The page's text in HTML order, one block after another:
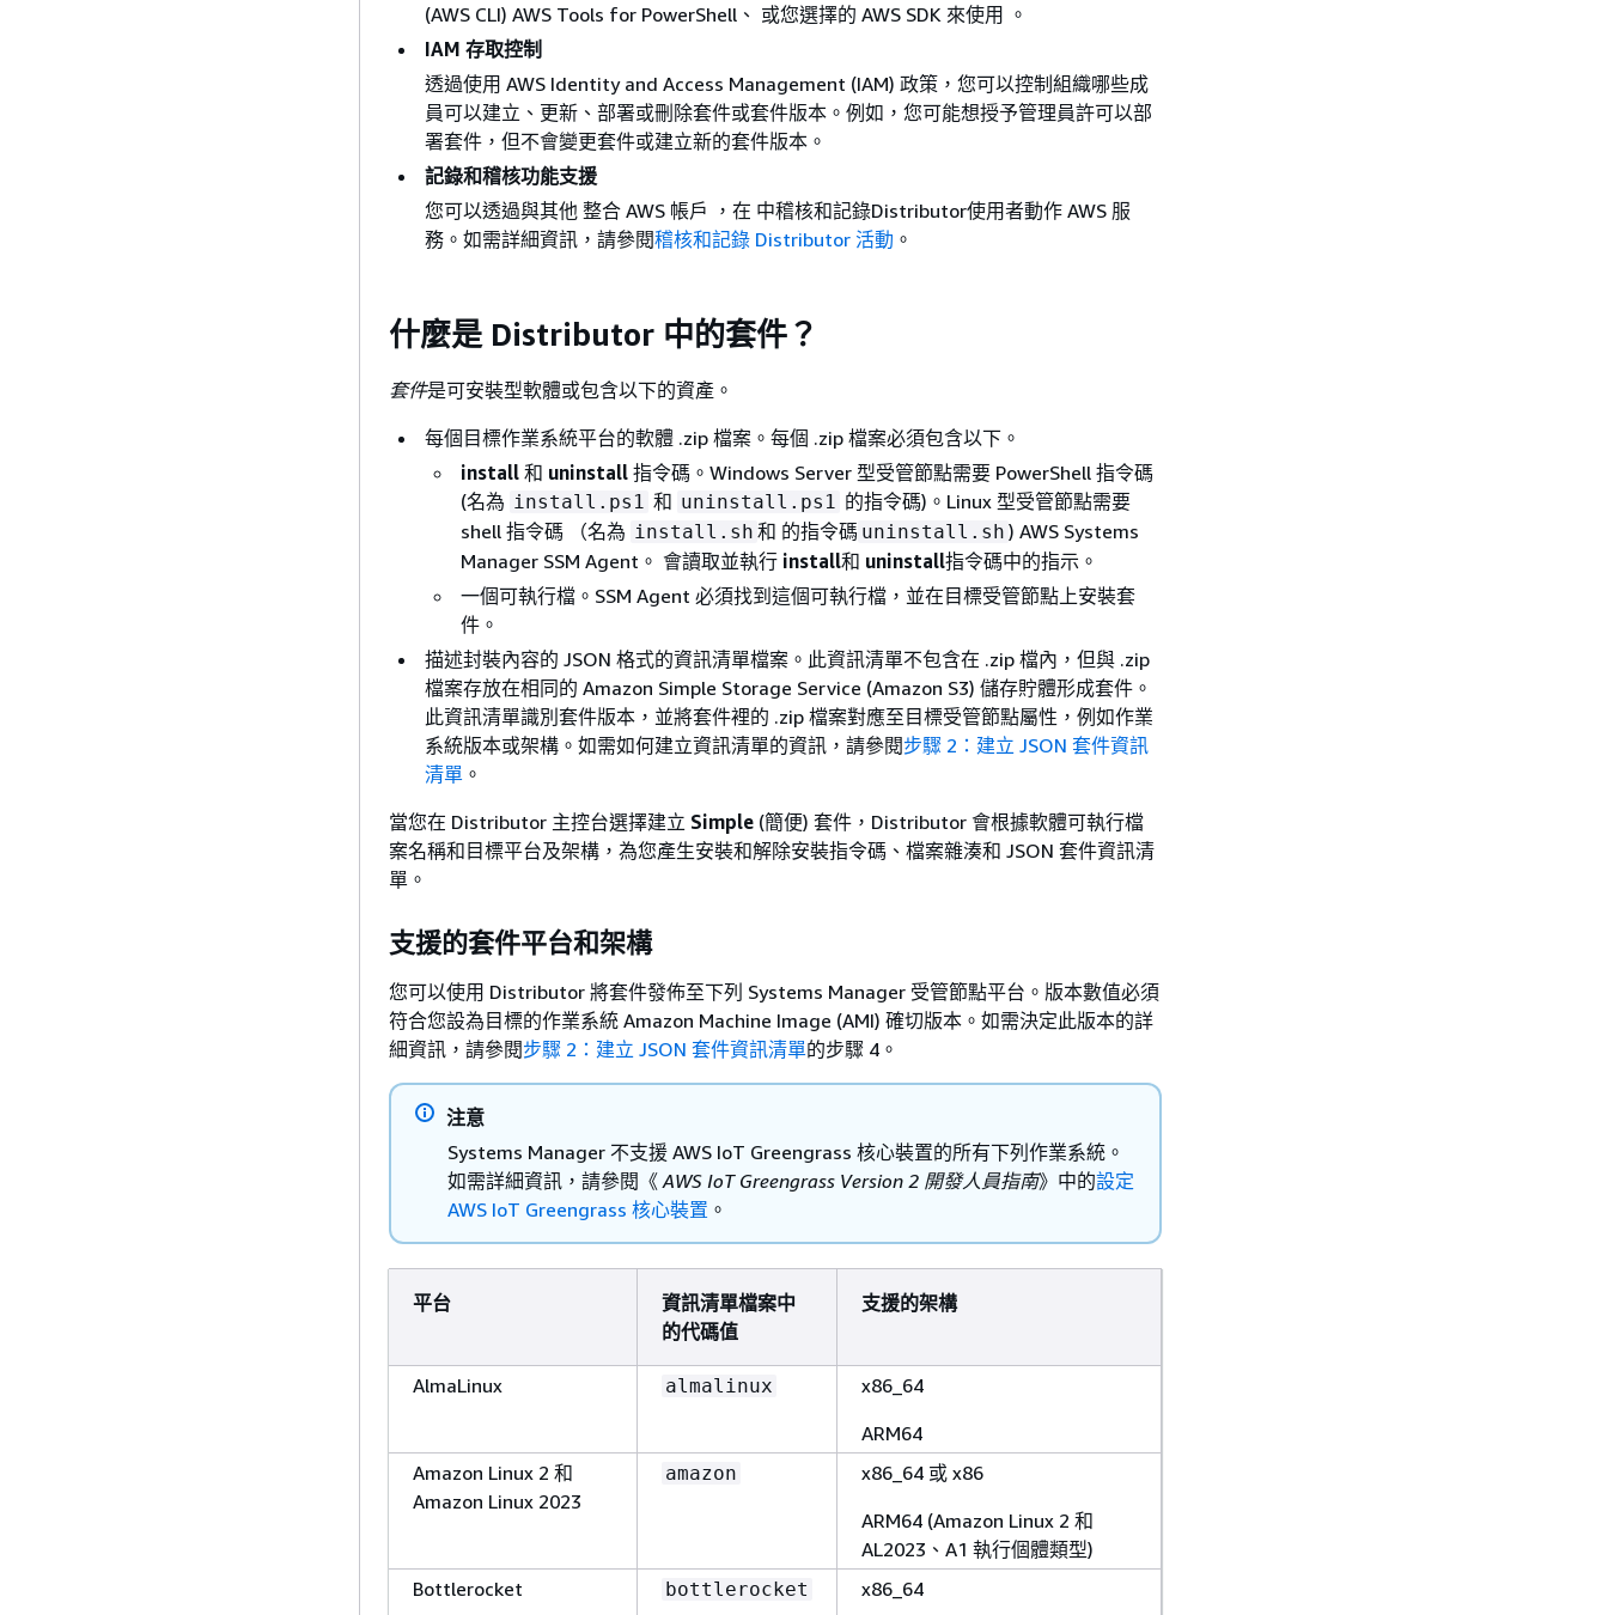
(AWS CLI) AWS Tools for PowerShell、 或您選擇的 AWS SDK 來使用 。
IAM 存取控制
透過使用 AWS Identity and Access Management (IAM) 政策，您可以控制組織哪些成
員可以建立、更新、部署或刪除套件或套件版本。例如，您可能想授予管理員許可以部
署套件，但不會變更套件或建立新的套件版本。
記錄和稽核功能支援
您可以透過與其他 整合 AWS 帳戶 ，在 中稽核和記錄Distributor使用者動作 AWS 服
務。如需詳細資訊，請參閱稽核和記錄 Distributor 活動 。
什麼是 Distributor 中的套件？
套件是可安裝型軟體或包含以下的資產。
每個目標作業系統平台的軟體 .zip 檔案。每個 .zip 檔案必須包含以下。
install 和 uninstall 指令碼。Windows Server 型受管節點需要 PowerShell 指令碼
(名為 install.ps1 和 uninstall.ps1 的指令碼)。Linux 型受管節點需要
shell 指令碼 （名為 install.sh 和 的指令碼 uninstall.sh ) AWS Systems
Manager SSM Agent。 會讀取並執行 install和 uninstall指令碼中的指示。
一個可執行檔。SSM Agent 必須找到這個可執行檔，並在目標受管節點上安裝套
件。
描述封裝內容的 JSON 格式的資訊清單檔案。此資訊清單不包含在 .zip 檔內，但與 .zip
檔案存放在相同的 Amazon Simple Storage Service (Amazon S3) 儲存貯體形成套件。
此資訊清單識別套件版本，並將套件裡的 .zip 檔案對應至目標受管節點屬性，例如作業
系統版本或架構。如需如何建立資訊清單的資訊，請參閱步驟 2：建立 JSON 套件資訊
清單 。
當您在 Distributor 主控台選擇建立 Simple (簡便) 套件，Distributor 會根據軟體可執行檔
案名稱和目標平台及架構，為您產生安裝和解除安裝指令碼、檔案雜湊和 JSON 套件資訊清
單。
支援的套件平台和架構
您可以使用 Distributor 將套件發佈至下列 Systems Manager 受管節點平台。版本數值必須
符合您設為目標的作業系統 Amazon Machine Image (AMI) 確切版本。如需決定此版本的詳
細資訊，請參閱步驟 2：建立 JSON 套件資訊清單的步驟 4。
注意
Systems Manager 不支援 AWS IoT Greengrass 核心裝置的所有下列作業系統。
如需詳細資訊，請參閱《AWS IoT Greengrass Version 2 開發人員指南》中的設定
AWS IoT Greengrass 核心裝置 。
平台
資訊清單檔案中
的代碼值
支援的架構
AlmaLinux almalinux
x86_64
ARM64
Amazon Linux 2 和
Amazon Linux 2023
amazon
x86_64 或 x86
ARM64 (Amazon Linux 2 和
AL2023、A1 執行個體類型)
Bottlerocket
bottlerocket x86_64